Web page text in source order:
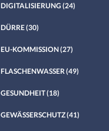
DIGITALISIERUNG (24)
DÜRRE(30)
EU-KOMMISSION(27)
FLASCHENWASSER (49)
GESUNDHEIT(18)
GEWÄSSERSCHUTZ(41)